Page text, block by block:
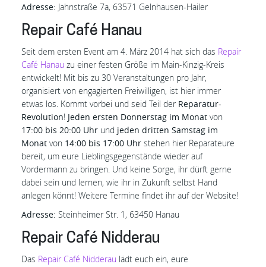
Adresse: Jahnstraße 7a, 63571 Gelnhausen-Hailer
Repair Café Hanau
Seit dem ersten Event am 4. März 2014 hat sich das Repair
Café Hanau zu einer festen Größe im Main-Kinzig-Kreis
entwickelt! Mit bis zu 30 Veranstaltungen pro Jahr,
organisiert von engagierten Freiwilligen, ist hier immer
etwas los. Kommt vorbei und seid Teil der Reparatur-
Revolution! Jeden ersten Donnerstag im Monat von
17:00 bis 20:00 Uhr und jeden dritten Samstag im
Monat von 14:00 bis 17:00 Uhr stehen hier Reparateure
bereit, um eure Lieblingsgegenstände wieder auf
Vordermann zu bringen. Und keine Sorge, ihr dürft gerne
dabei sein und lernen, wie ihr in Zukunft selbst Hand
anlegen könnt! Weitere Termine findet ihr auf der Website!
Adresse: Steinheimer Str. 1, 63450 Hanau
Repair Café Nidderau
Das Repair Café Nidderau lädt euch ein, eure